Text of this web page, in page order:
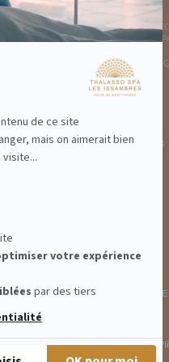
de ce site
mais on aimerait bien
votre expérience
par des tiers
TROPEZ
THALASSO SPA
LA THALASSO EN
CENTRE THALASSO
INFORMATIONS
IDÉES CADEAUX PROMOS
CONDITIONS GÉNÉRALES
- RÉSIDENCE LES CALANQUES